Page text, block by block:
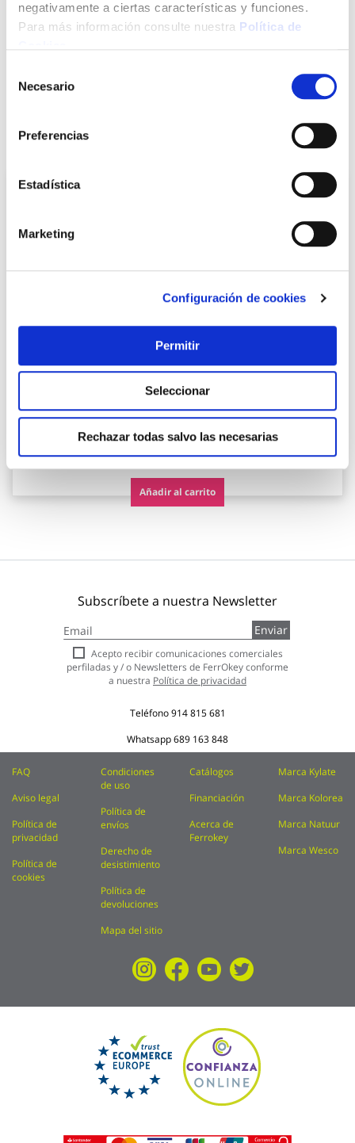
negativamente a ciertas características y funciones.
Para más información consulte nuestra Política de
Necesario
Preferencias
Estadística
Marketing
Configuración de cookies
Permitir
Seleccionar
Rechazar todas salvo las necesarias
+ INFO
También te puede interesar
TOP VENTAS
Cerradura seg. mad.emb. 50mm 1049r2050cl lat 3p
ocariz
Ocariz
68,26 €
Añadir al carrito
Subscríbete a nuestra Newsletter
a
nuestro
boletín
de
Enviar
Acepto recibir comunicaciones comerciales
perfiladas y / o Newsletters de FerrOkey conforme
a nuestra Política de privacidad
Teléfono914 815 681
Whatsapp689 163 848
FAQ
Aviso legal
Política de
privacidad
Política de
cookies
Condiciones
de uso
Política de
envíos
Derecho de
desistimiento
Política de
devoluciones
Mapa del sitio
Catálogos
Financiación
Acerca de
Ferrokey
Marca Kylate
Marca Kolorea
Marca Natuur
Marca Wesco